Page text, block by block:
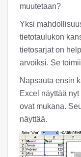
muutetaan?
Yksi
tietotaulukon
tietosarjat on
arvoiksi. Se
Napsauta ensin
Excel näyttää
ovat mukana.
näyttää.